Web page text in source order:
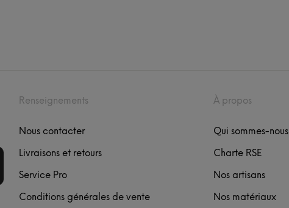
Renseignements
Nous contacter
Livraisons et retours
Service Pro
Conditions générales de vente
À propos
Qui sommes-nous
Charte RSE
Nos artisans
Nos matériaux